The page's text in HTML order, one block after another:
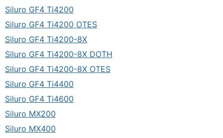
Siluro GF4 Ti4200
Siluro GF4 Ti4200 OTES
Siluro GF4 Ti4200-8X
Siluro GF4 Ti4200-8X DOTH
Siluro GF4 Ti4200-8X OTES
Siluro GF4 Ti4400
Siluro GF4 Ti4600
Siluro MX200
Siluro MX400